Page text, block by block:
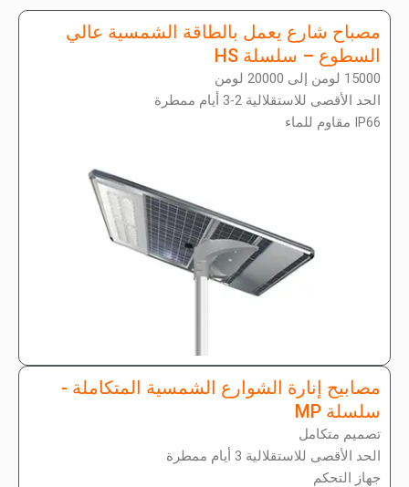
مصباح شارع يعمل بالطاقة الشمسية عالي
السطوع – سلسلة HS
15000 لومن إلى 20000 لومن
الحد الأقصى للاستقلالية 2-3 أيام ممطرة
IP66 مقاوم للماء
مصابيح إنارة الشوارع الشمسية المتكاملة -
سلسلة MP
تصميم متكامل
الحد الأقصى للاستقلالية 3 أيام ممطرة
جهاز التحكم